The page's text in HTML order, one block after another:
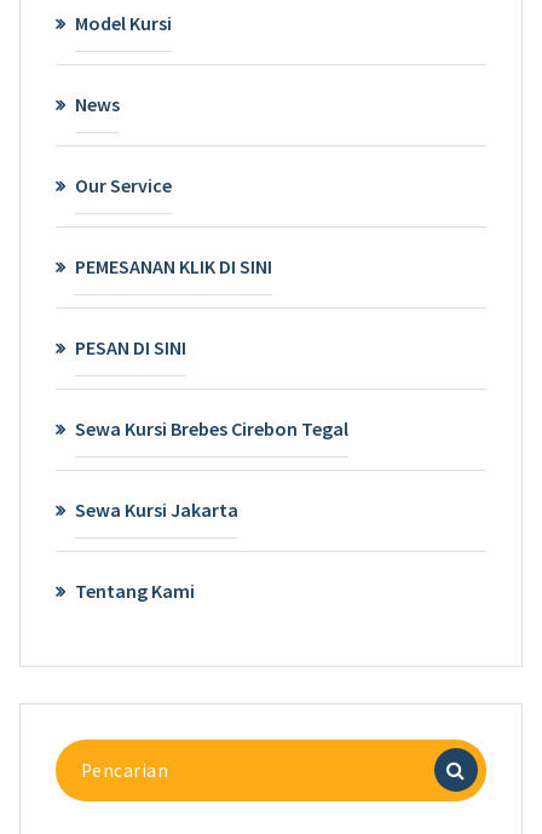
Model Kursi
News
Our Service
PEMESANAN KLIK DI SINI
PESAN DI SINI
Sewa Kursi Brebes Cirebon Tegal
Sewa Kursi Jakarta
Tentang Kami
Pencarian
untuk: